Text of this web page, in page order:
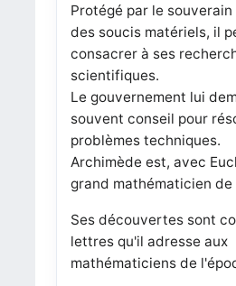
Protégé par le
des soucis matériels, il
consacrer à ses
scientifiques.
Le gouvernement lui
souvent conseil pour
problèmes techniques.
Archimède est, avec
grand mathématicien
Ses découvertes sont
lettres qu'il adresse aux
mathématiciens de